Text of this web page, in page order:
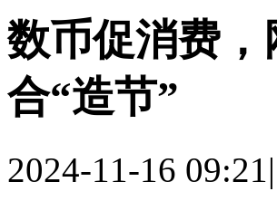
数币促消费
合“造节”
2024-11-16 09:21|